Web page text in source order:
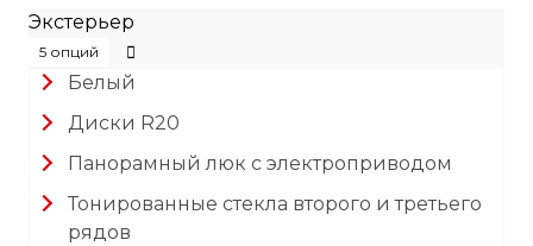
Экстерьер
5 опций
Белый
Диски R20
Панорамный люк с электроприводом
Тонированные стекла второго и третьего
рядов